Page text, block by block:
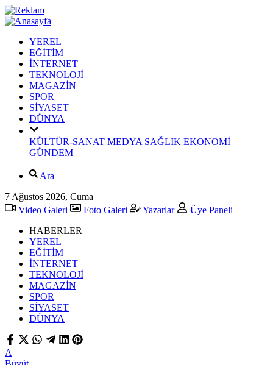
YEREL
EĞİTİM
İNTERNET
TEKNOLOJİ
MAGAZİN
SPOR
SİYASET
DÜNYA
KÜLTÜR-SANAT MEDYA SAĞLIK EKONOMİ
GÜNDEM
Ara
7 Ağustos 2026, Cuma
Video Galeri
Foto Galeri Yazarlar
Üye Paneli
HABERLER
YEREL
EĞİTİM
İNTERNET
TEKNOLOJİ
MAGAZİN
SPOR
SİYASET
DÜNYA
A